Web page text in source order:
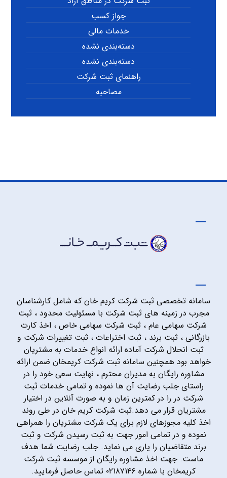
جواز کسب
خدمات مالی
دسته‌بندی نشده
دسته‌بندی نشده
راهنمای ثبت شرکت
مصاحبه
سامانه تخصصی ثبت شرکت کریم خان که شامل کارشناسان
مجرب در زمینه های ثبت شرکت با مسئولیت محدود ، ثبت
شرکت سهامی عام ، ثبت شرکت سهامی خاص ، اخذ کارت
بازرگانی ، ثبت برند ، ثبت اختراعات ، ثبت تغییرات شرکت و
ثبت انحلال شرکت آماده ارائه انواع خدمات به مشتریان
خواهد بود همچنین سامانه ثبت شرکت کریمخان ضمن ارائه
مشاوره رایگان به مدیران محترم ، نهایت سعی خود را در
راستای جلب رضایت آن ها نموده و تمامی خدمات ثبت
شرکت در را در کمترین زمان و به صورت آنلاین در اختیار
مشتریان قرار می دهد.ثبت شرکت کریم خان در طی روند
اخذ کلیه مجوزهای لازم برای یک شرکت مشتریان را همراهی
نموده و در تمامی امور جهت به ثبت رسیدن شرکت و ثبت
برند متقاضیان را یاری می نماید. جلب رضایت شما هدف
ماست. جهت اخذ مشاوره رایگان از موسسه ثبت شرکت
کریمخان با شماره ۰۲۱۸۷۱۴۶ تماس حاصل فرمایید.